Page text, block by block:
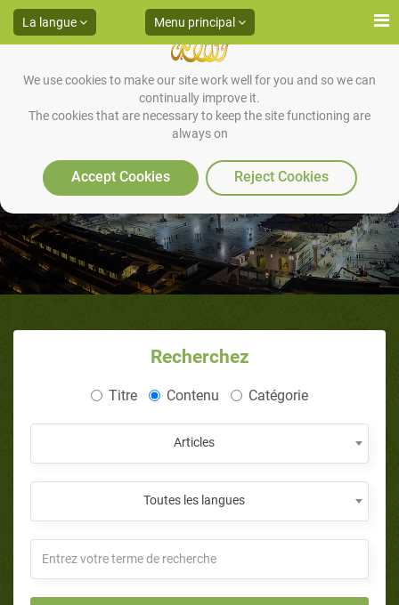
We use cookies to make our site work well for you and so we can
continually improve it.
The cookies that are necessary to keep the site functioning are
always on
Accept Cookies Reject Cookies
La langue Menu principal
Da'wa en secret et en public
Recherchez
Titre Contenu Catégorie
Articles
Toutes les langues